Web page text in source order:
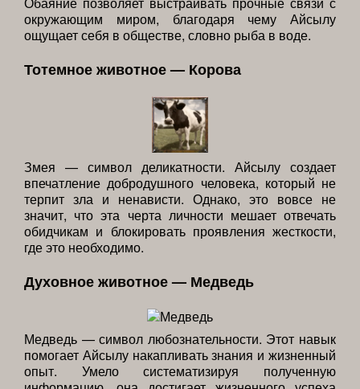
окружающим миром, благодаря чему Айсылу
ощущает себя в обществе, словно рыба в воде.
Тотемное животное — Корова
Змея — символ деликатности. Айсылу создает
впечатление добродушного человека, который не
терпит зла и ненависти. Однако, это вовсе не
значит, что эта черта личности мешает отвечать
обидчикам и блокировать проявления жесткости,
где это необходимо.
Духовное животное — Медведь
Медведь — символ любознательности. Этот навык
помогает Айсылу накапливать знания и жизненный
опыт. Умело систематизируя полученную